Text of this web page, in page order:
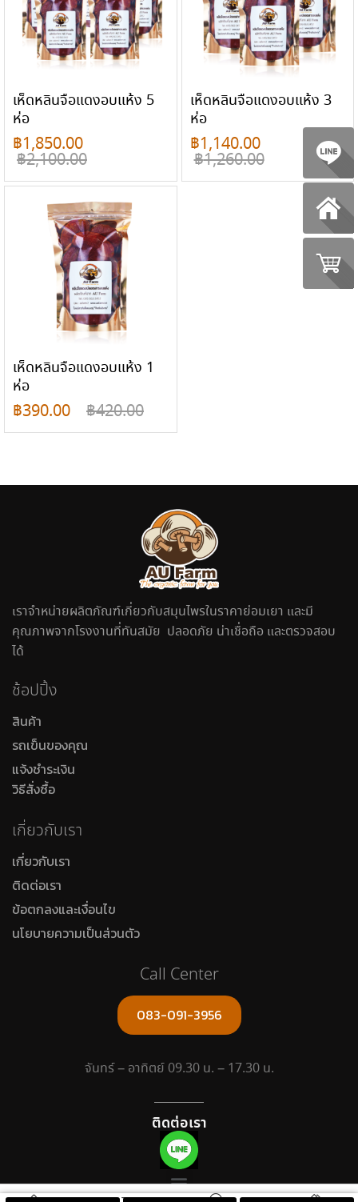
เห็ดหลินจือแดงอบแห้ง 5
ห่อ
฿1,850.00
฿2,100.00
เห็ดหลินจือแดงอบแห้ง 3
ห่อ
฿1,140.00
฿1,260.00
เห็ดหลินจือแดงอบแห้ง 1
ห่อ
฿390.00 ฿420.00
เราจำหน่ายผลิตภัณฑ์เกี่ยวกับสมุนไพรในราคาย่อมเยา และมี
คุณภาพจากโรงงานที่ทันสมัย ปลอดภัย น่าเชื่อถือ และตรวจสอบ
ได้
ช้อปปิ้ง
สินค้า
รถเข็นของคุณ
แจ้งชำระเงิน
วิธีสั่งซื้อ
เกี่ยวกับเรา
เกี่ยวกับเรา
ติดต่อเรา
ข้อตกลงและเงื่อนไข
นโยบายความเป็นส่วนตัว
Call Center
083-091-3956
จันทร์ – อาทิตย์ 09.30 น. – 17.30 น.
ติดต่อเรา